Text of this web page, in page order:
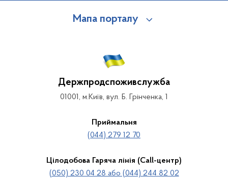
Мапа порталу
Держпродспоживслужба
01001, м.Київ, вул. Б. Грінченка, 1
Приймальня
(044) 279 12 70
Цілодобова Гаряча лінія (Call-центр)
(050) 230 04 28 або (044) 244 82 02